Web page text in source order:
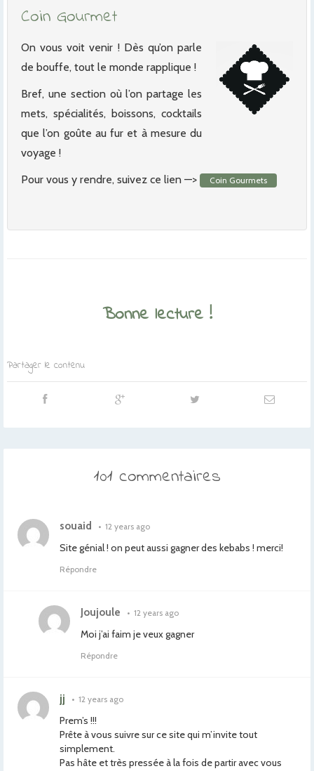
Coin Gourmet
On vous voit venir ! Dès qu’on parle
de bouffe, tout le monde rapplique !
Bref, une section où l’on partage les
mets, spécialités, boissons, cocktails
que l’on goûte au fur et à mesure du
voyage !
Pour vous y rendre, suivez ce lien —>
Coin Gourmets
Bonne lecture !
Partager le contenu
101 commentaires
souaid • 12 years ago
Site génial ! on peut aussi gagner des kebabs ! merci!
Répondre
Joujoule • 12 years ago
Moi j’ai faim je veux gagner
Répondre
jj • 12 years ago
Prem’s !!!
Prête à vous suivre sur ce site qui m’invite tout
simplement.
Pas hâte et très pressée à la fois de partir avec vous